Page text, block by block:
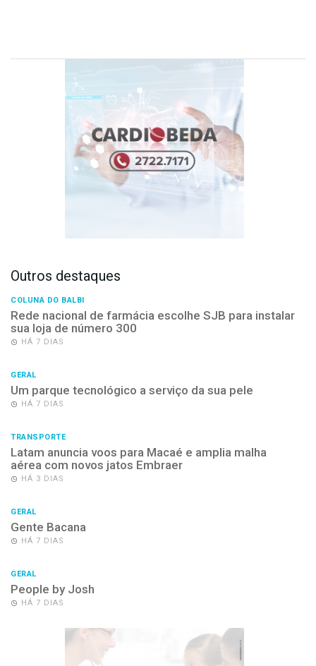
Outros destaques
COLUNA DO BALBI
Rede nacional de farmácia escolhe SJB para instalar
sua loja de número 300
HÁ 7 DIAS
GERAL
Um parque tecnológico a serviço da sua pele
HÁ 7 DIAS
TRANSPORTE
Latam anuncia voos para Macaé e amplia malha
aérea com novos jatos Embraer
HÁ 3 DIAS
GERAL
Gente Bacana
HÁ 7 DIAS
GERAL
People by Josh
HÁ 7 DIAS